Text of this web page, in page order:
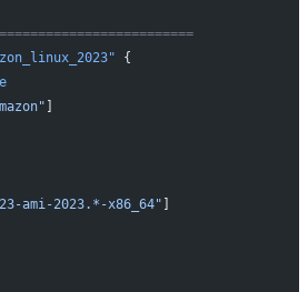
{
ami-2023.*-x86_64"